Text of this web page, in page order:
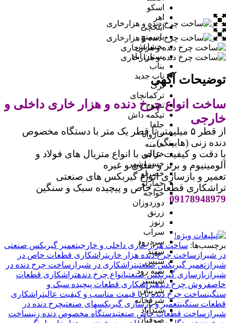
اسکو
اهر
ایلخچی
باسمنج
بخشایش
بستان آباد
بناب
ناب جدید
ترک
ترکمانچای
تسوج
تیکمه داش
جلفا
خاروانا
خامنه
خراجو
خسروشهر
خضرلو
خمارلو
خواجه
دوزدوزان
زرنق
زنوز
سراب
سردرود
سهند
سیس
سیه رود
شبستر
شربیان
شرفخانه
شندآباد
صوفیان
توضیحات آگهی
ساخت انواع چرخ دنده و هزار خاری داخلی و
خارجی
از قطر ۵ میلیمتر تا قطر یک متر با دستگاه مخصوص
دنده زنی (هابینگ)
با دقت و کیفیت عالی با انواع متریال های فولاد و
آلومینیوم و برنز و تفلون و غیره
تعمیر و بازسازی انواع گیربکس های صنعتی
تراشکاری قطعات خاص و پیچیده سبک و سنگین
09178948979
برچسب‌ها: ساخت هزار خاری داخلی و خارجیتعمیر گیربکس صنعتی
در شیراز ساخت چرخ دنده هزار خاریتراشکاری قطعات خاص در
شیراز تعمیر گیربکس صنعتیتراشکاری در شیراز ساخت چرخ دنده در
شیراز بازسازی گیربکس صنعتیانواع چرخ دندهتراشکاری قطعات
خاصفروش چرخ دندهتراشکاری قطعات پیچیده سبک و
سنگینساخت چرخ دنده با با قیمت مناسب و کیفیت عالیتراشکاری
قطعات سنگینتعمیر و بازسازی گیربکسهای صنعتیچرخ دنده در
شیراز ساخت قطعات خاص صنعتیدستگاه مخصوص دنده زنیساخت